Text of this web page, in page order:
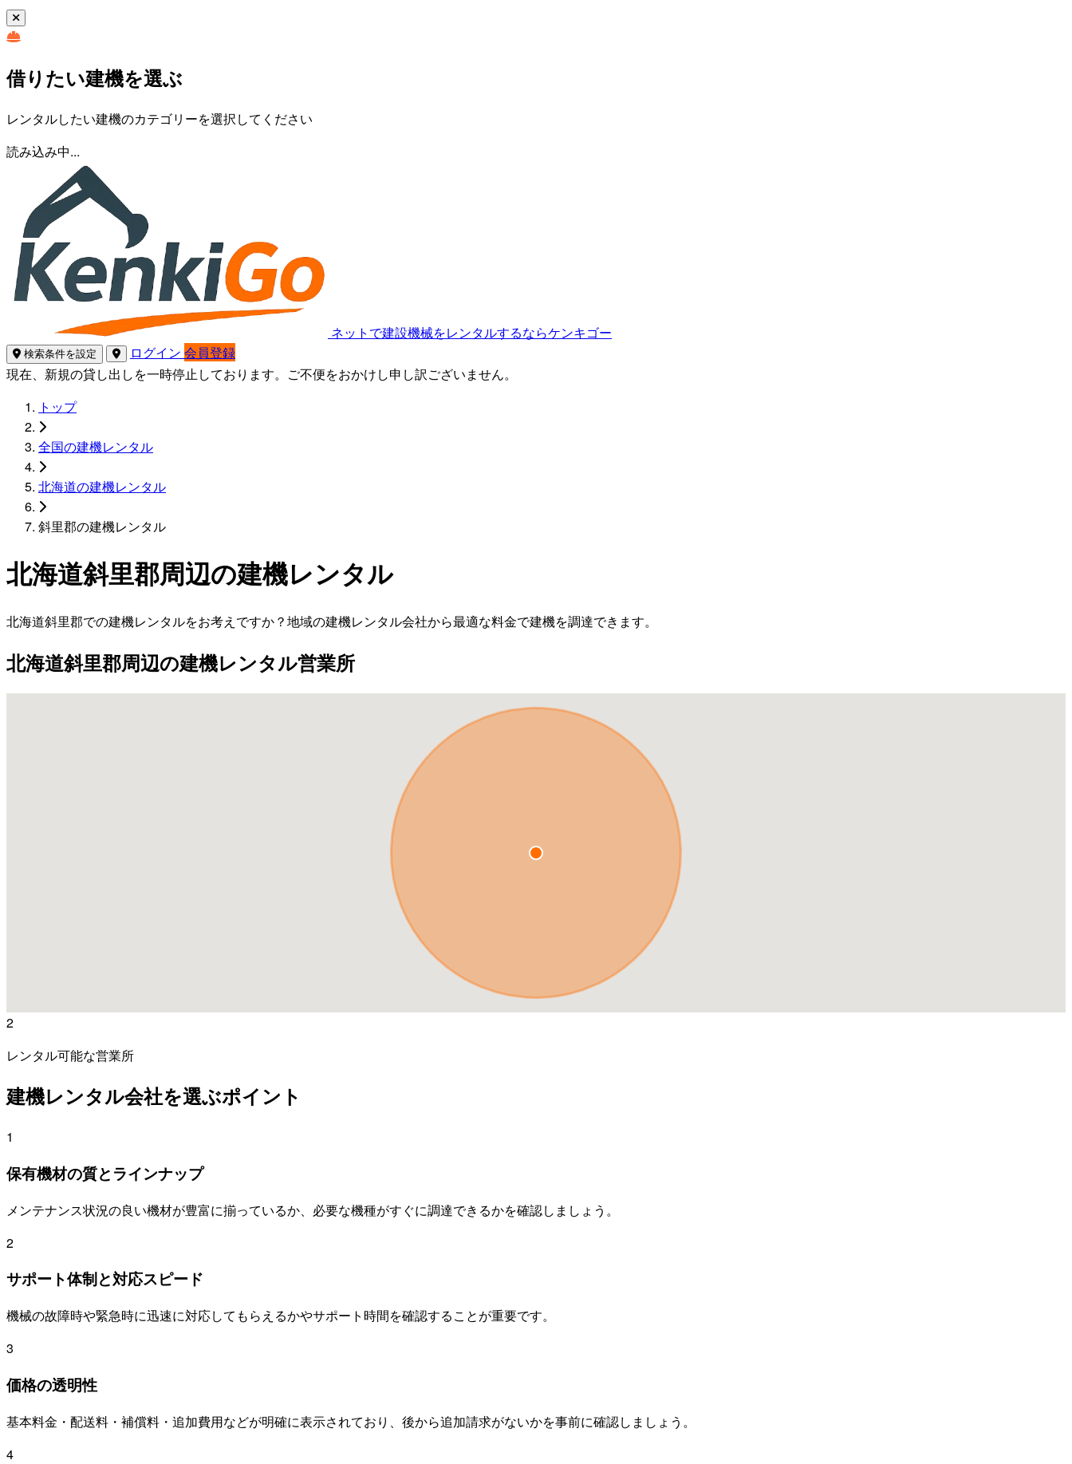
借りたい建機を選ぶ
レンタルしたい建機のカテゴリーを選択してください
読み込み中...
ネットで建設機械をレンタルするならケンキゴー
検索条件を設定 ログイン 会員登録
現在、新規の貸し出しを一時停止しております。ご不便をおかけし申し訳ございません。
トップ
全国の建機レンタル
北海道の建機レンタル
斜里郡の建機レンタル
北海道斜里郡周辺の建機レンタル
北海道斜里郡での建機レンタルをお考えですか？地域の建機レンタル会社から最適な料金で建機を調達できます。
北海道斜里郡周辺の建機レンタル営業所
2
レンタル可能な営業所
建機レンタル会社を選ぶポイント
1
保有機材の質とラインナップ
メンテナンス状況の良い機材が豊富に揃っているか、必要な機種がすぐに調達できるかを確認しましょう。
2
サポート体制と対応スピード
機械の故障時や緊急時に迅速に対応してもらえるかやサポート時間を確認することが重要です。
3
価格の透明性
基本料金・配送料・補償料・追加費用などが明確に表示されており、後から追加請求がないかを事前に確認しましょう。
4